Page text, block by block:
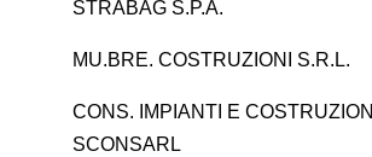
STRABAG S.P.A.
MU.BRE. COSTRUZIONI S.R.L.
CONS. IMPIANTI E COSTRUZIONI
SCONSARL